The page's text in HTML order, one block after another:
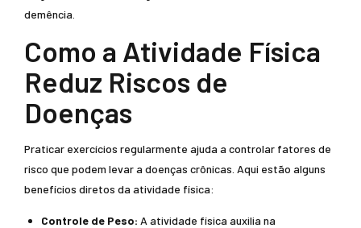
demência.
Como a Atividade Física
Reduz Riscos de
Doenças
Praticar exercícios regularmente ajuda a controlar fatores de
risco que podem levar a doenças crônicas. Aqui estão alguns
benefícios diretos da atividade física:
Controle de Peso: A atividade física auxilia na